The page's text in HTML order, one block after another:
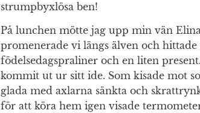
strumpbyxlösa ben!
På lunchen mötte jag upp min vän
promenerade vi längs älven och hittade
födelsedagspraliner och en liten
kommit ut ur sitt ide. Som kisade mot
glada med axlarna sänkta och
för att köra hem igen visade